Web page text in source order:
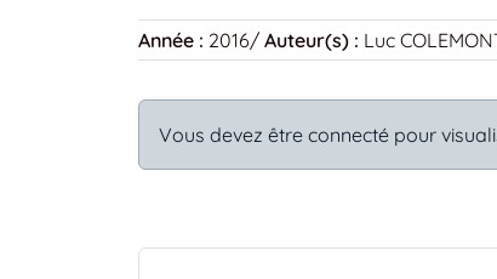
Année : 2016/ Auteur(s) : Luc
Vous devez être connecté pour